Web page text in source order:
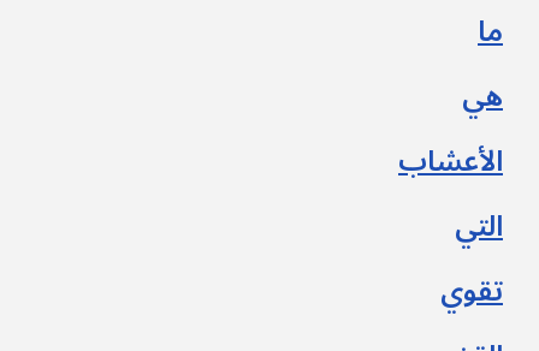
ما
هي
الأعشاب
التي
تقوي